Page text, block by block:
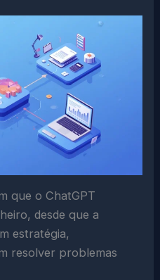
que o ChatGPT
desde que a
estratégia,
resolver problemas